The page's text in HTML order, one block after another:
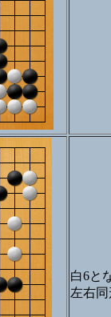
白6と
左右